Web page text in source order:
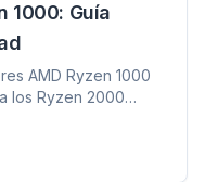
1000: Guía
AMD Ryzen 1000
los Ryzen 2000